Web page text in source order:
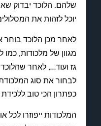
שלהם. הלוכד יבדוק
יוכל לזהות את
לאחר מכן הלוכד
מגוון של מלכודות, כמו
גז ועוד…, לאחר שהלוכד
לבחור את סוג
כפתרון הכי טוב
המלכודות ייפוזרו